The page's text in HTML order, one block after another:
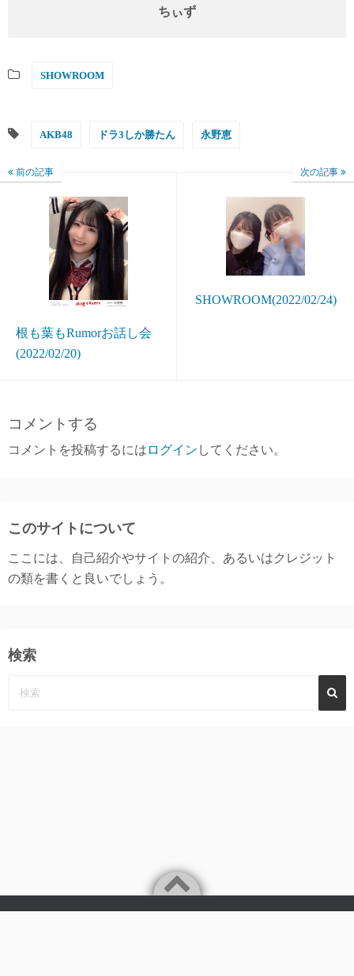
ちぃず
SHOWROOM
AKB48 ドラ3しか勝たん 永野恵
前の記事
根も葉もRumorお話し会
(2022/02/20)
次の記事
SHOWROOM(2022/02/24)
コメントする
コメントを投稿するには ログイン してください。
このサイトについて
ここには、自己紹介やサイトの紹介、あるいはクレジット
の類を書くと良いでしょう。
検索